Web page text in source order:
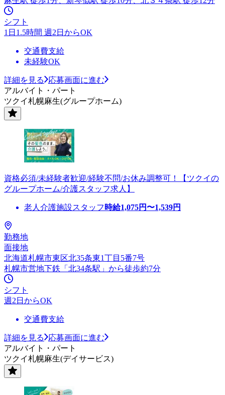
シフト
1日1.5時間 週2日からOK
交通費支給
未経験OK
詳細を見る
応募画面に進む
アルバイト・パート
ツクイ札幌麻生(グループホーム)
資格必須/未経験者歓迎/経験不問/お休み調整可！【ツクイの
グループホーム/介護スタッフ求人】
老人介護施設スタッフ 時給1,075円〜1,539円
勤務地
面接地
北海道札幌市東区北35条東1丁目5番7号
札幌市営地下鉄「北34条駅」から徒歩約7分
シフト
週2日からOK
交通費支給
詳細を見る
応募画面に進む
アルバイト・パート
ツクイ札幌麻生(デイサービス)